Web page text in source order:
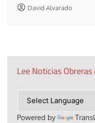
David Alvarado
Lee Noticias
Powered by